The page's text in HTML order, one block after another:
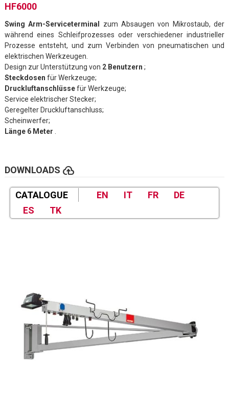
HF6000
Swing Arm-Serviceterminal zum Absaugen von Mikrostaub, der
während eines Schleifprozesses oder verschiedener industrieller
Prozesse entsteht, und zum Verbinden von pneumatischen und
elektrischen Werkzeugen.
Design zur Unterstützung von 2 Benutzern ;
Steckdosen für Werkzeuge;
Druckluftanschlüssefür Werkzeuge;
Service elektrischer Stecker;
Geregelter Druckluftanschluss;
Scheinwerfer;
Länge 6 Meter
DOWNLOADS cloud_upload
CATALOGUE EN IT FR
DE
ES
TK